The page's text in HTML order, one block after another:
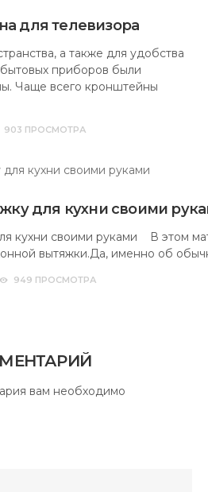
для телевизора
а также для удобства
приборов были
Чаще всего кронштейны
903 ПРОСМОТРА
для кухни своими
кухни своими руками В этом
вытяжки.Да, именно об
949 ПРОСМОТРА
вам необходимо